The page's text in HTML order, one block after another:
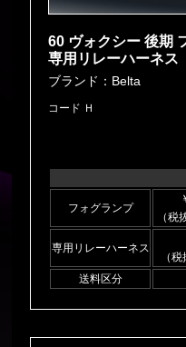
60 ヴォクシー 後期
専用リレーハーネス
ブランド：Belta
コード Ｈ
フォグランプ
（税
専用リレーハーネス
（
送料区分